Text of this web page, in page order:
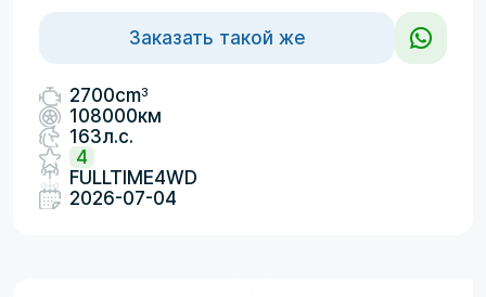
Заказать такой же
2700cm3
108000км
163л.с.
4
FULLTIME4WD
2026-07-04